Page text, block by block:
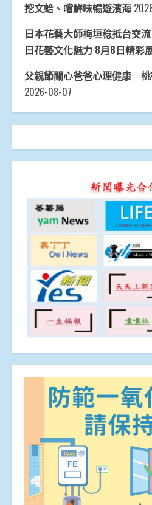
挖文蛤、嚐鮮味暢遊濱海
日本花藝大師梅垣稔抵台交
日花藝文化魅力 8月8日精彩
父親節關心爸爸心理健康
2026-08-07